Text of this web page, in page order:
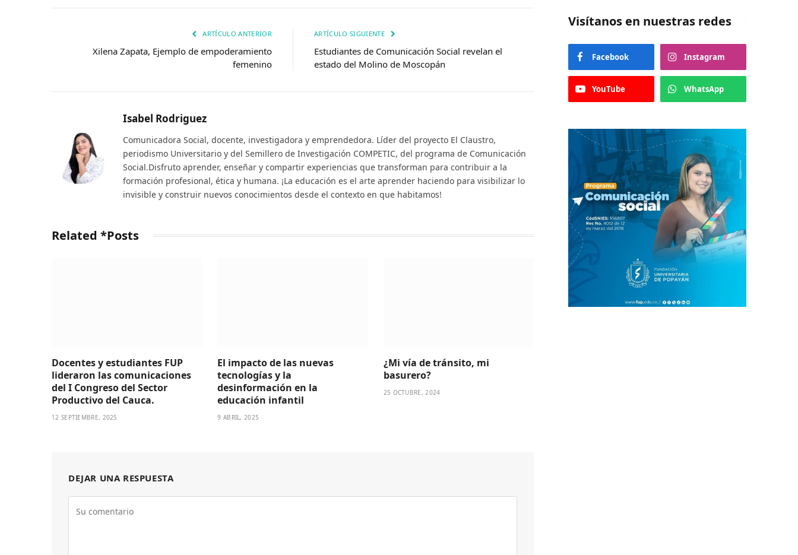
ARTÍCULO ANTERIOR
Xilena Zapata, Ejemplo de empoderamiento
femenino
ARTÍCULO SIGUIENTE
Estudiantes de Comunicación Social revelan el
estado del Molino de Moscopán
Isabel Rodriguez
Comunicadora Social, docente, investigadora y emprendedora. Líder del proyecto El Claustro,
periodismo Universitario y del Semillero de Investigación COMPETIC, del programa de Comunicación
Social.Disfruto aprender, enseñar y compartir experiencias que transforman para contribuir a la
formación profesional, ética y humana. ¡La educación es el arte aprender haciendo para visibilizar lo
invisible y construir nuevos conocimientos desde el contexto en que habitamos!
Related *Posts
Docentes y estudiantes FUP
lideraron las comunicaciones
del I Congreso del Sector
Productivo del Cauca.
12 SEPTIEMBRE, 2025
El impacto de las nuevas
tecnologías y la
desinformación en la
educación infantil
9 ABRIL, 2025
¿Mi vía de tránsito, mi
basurero?
25 OCTUBRE, 2024
DEJAR UNA RESPUESTA
Visítanos en nuestras redes
Facebook Instagram
YouTube WhatsApp